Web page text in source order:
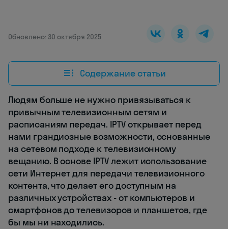
Обновлено: 30 октября 2025
Содержание статьи
Людям больше не нужно привязываться к
привычным телевизионным сетям и
расписаниям передач. IPTV открывает перед
нами грандиозные возможности, основанные
на сетевом подходе к телевизионному
вещанию. В основе IPTV лежит использование
сети Интернет для передачи телевизионного
контента, что делает его доступным на
различных устройствах - от компьютеров и
смартфонов до телевизоров и планшетов, где
бы мы ни находились.